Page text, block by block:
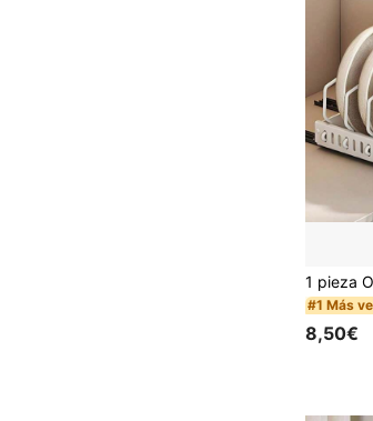
#1 Más
8,50€